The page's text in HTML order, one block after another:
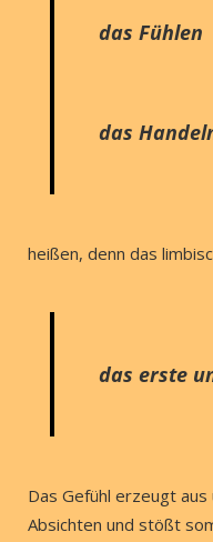
das Fühlen
das
heißen, denn das
das erste
Das Gefühl erzeugt aus
Absichten und stößt